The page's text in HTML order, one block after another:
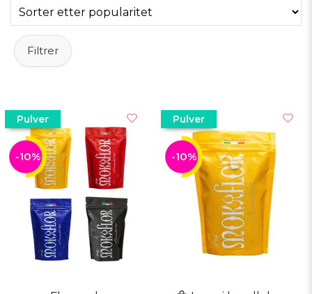
Filtrer
Pulver
-10%
Pulver
-10%